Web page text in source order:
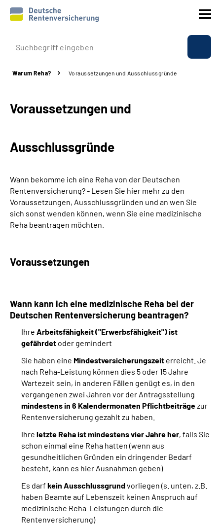
Prävention
Rente
Über uns & Presse
Online-Services
Mein Kundenportal
Warum Reha? Voraussetzungen und Ausschlussgründe
Voraussetzungen und
Ausschlussgründe
Wann bekomme ich eine Reha von der Deutschen
Rentenversicherung? - Lesen Sie hier mehr zu den
Voraussetzungen, Ausschlussgründen und an wen Sie
sich sonst wenden können, wenn Sie eine medizinische
Reha beantragen möchten.
Voraussetzungen
Wann kann ich eine medizinische Reha bei der
Deutschen Rentenversicherung beantragen?
Ihre Arbeitsfähigkeit ("Erwerbsfähigkeit") ist
gefährdet oder gemindert
Sie haben eine Mindestversicherungszeit erreicht. Je
nach Reha-Leistung können dies 5 oder 15 Jahre
Wartezeit sein, in anderen Fällen genügt es, in den
vergangenen zwei Jahren vor der Antragsstellung
mindestens in 6 Kalendermonaten Pflichtbeiträgezur
Rentenversicherung gezahlt zu haben.
Ihre letzte Reha ist mindestens vier Jahre her, falls Sie
schon einmal eine Reha hatten (wenn aus
gesundheitlichen Gründen ein dringender Bedarf
besteht, kann es hier Ausnahmen geben)
Es darf kein Ausschlussgrundvorliegen (s. unten, z.B.
haben Beamte auf Lebenszeit keinen Anspruch auf
medizinische Reha-Leistungen durch die
Rentenversicherung)